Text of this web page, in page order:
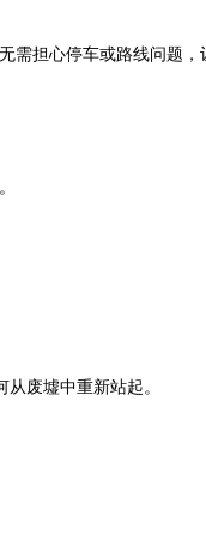
需担心停车或路线问题，
废墟中重新站起。